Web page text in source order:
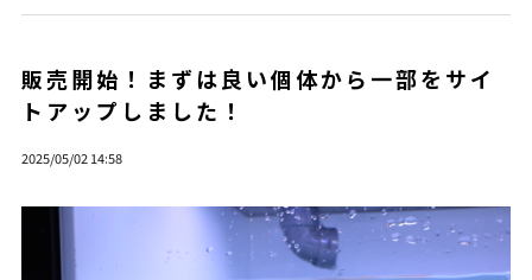
販売開始！まずは良い個体から一部をサイ
トアップしました！
2025/05/02 14:58